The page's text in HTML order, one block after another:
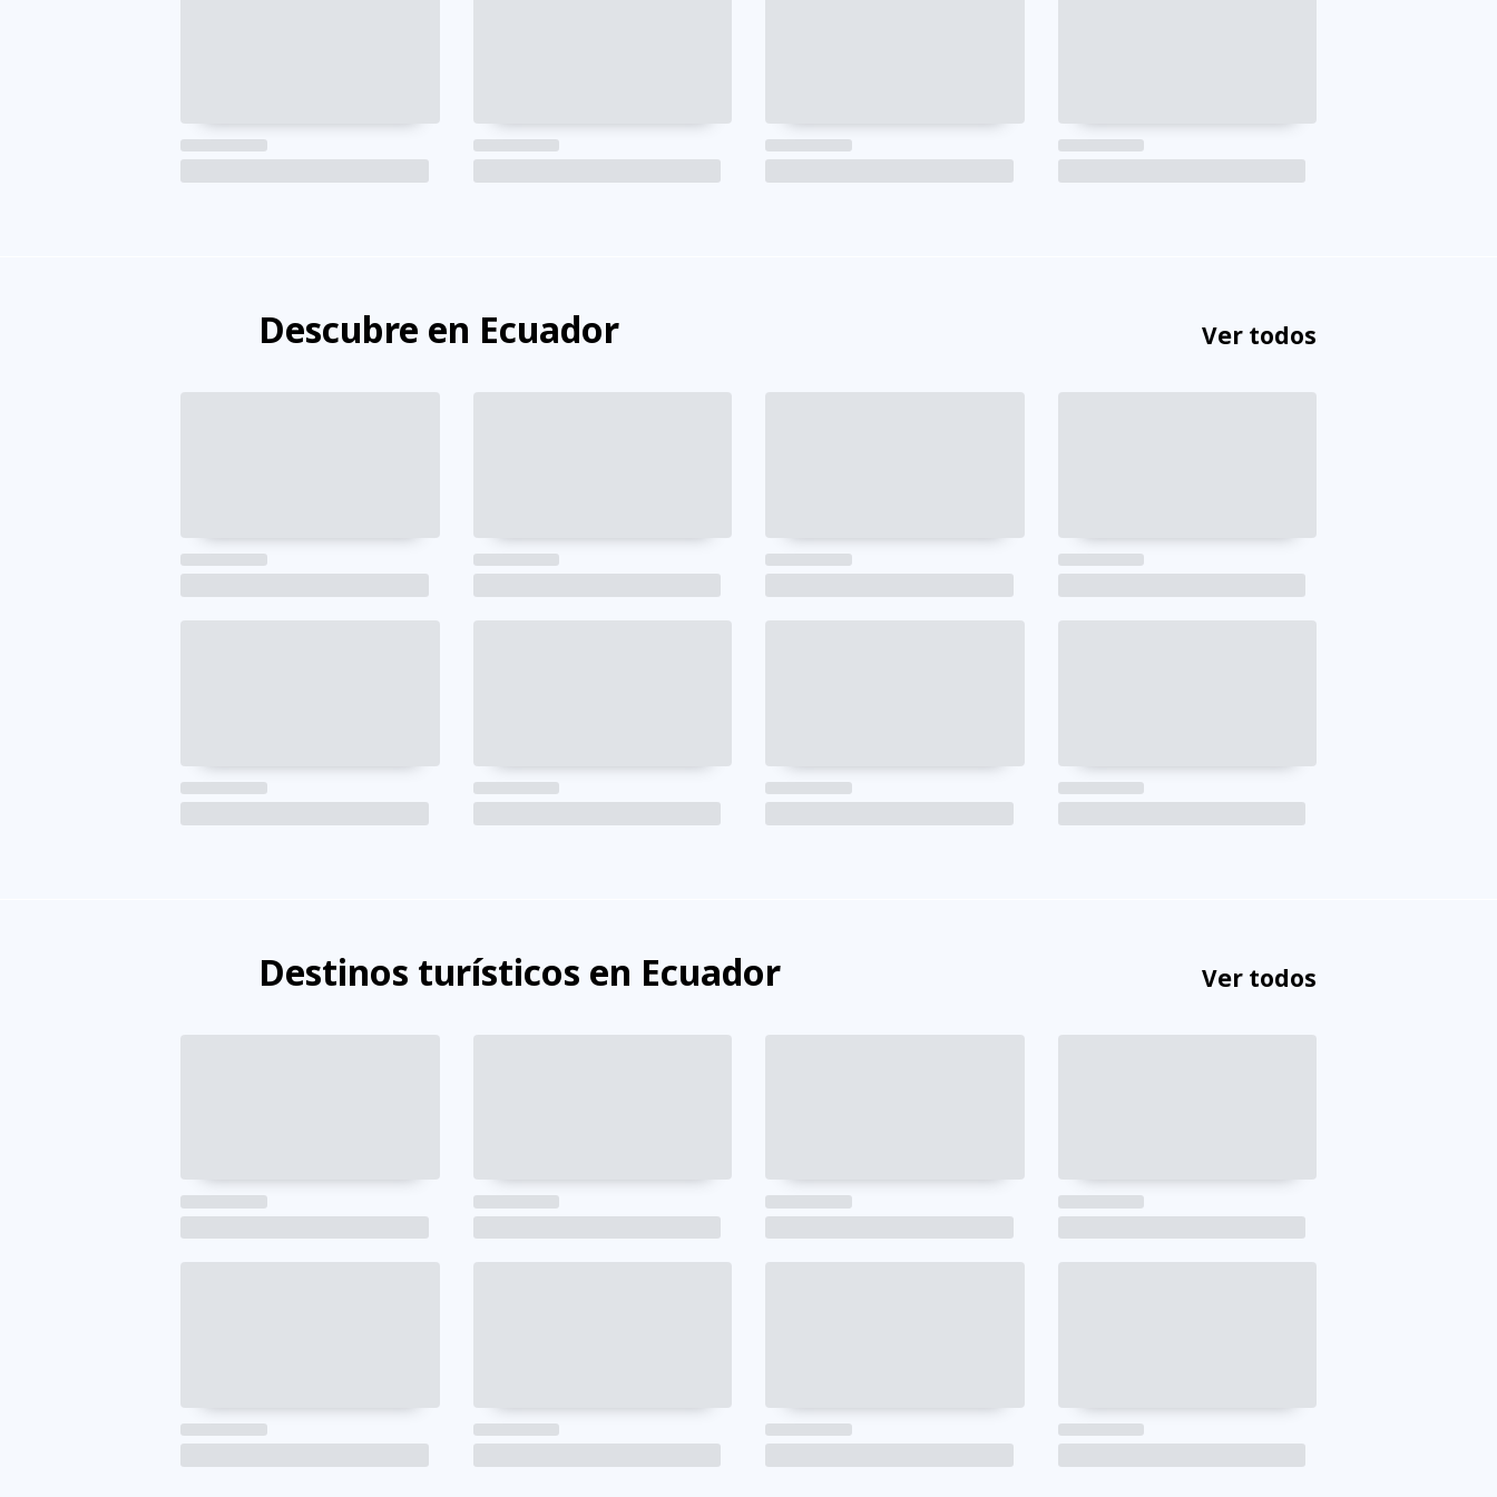
Descubre en Ecuador Ver todos
Destinos turísticos en Ecuador Ver todos